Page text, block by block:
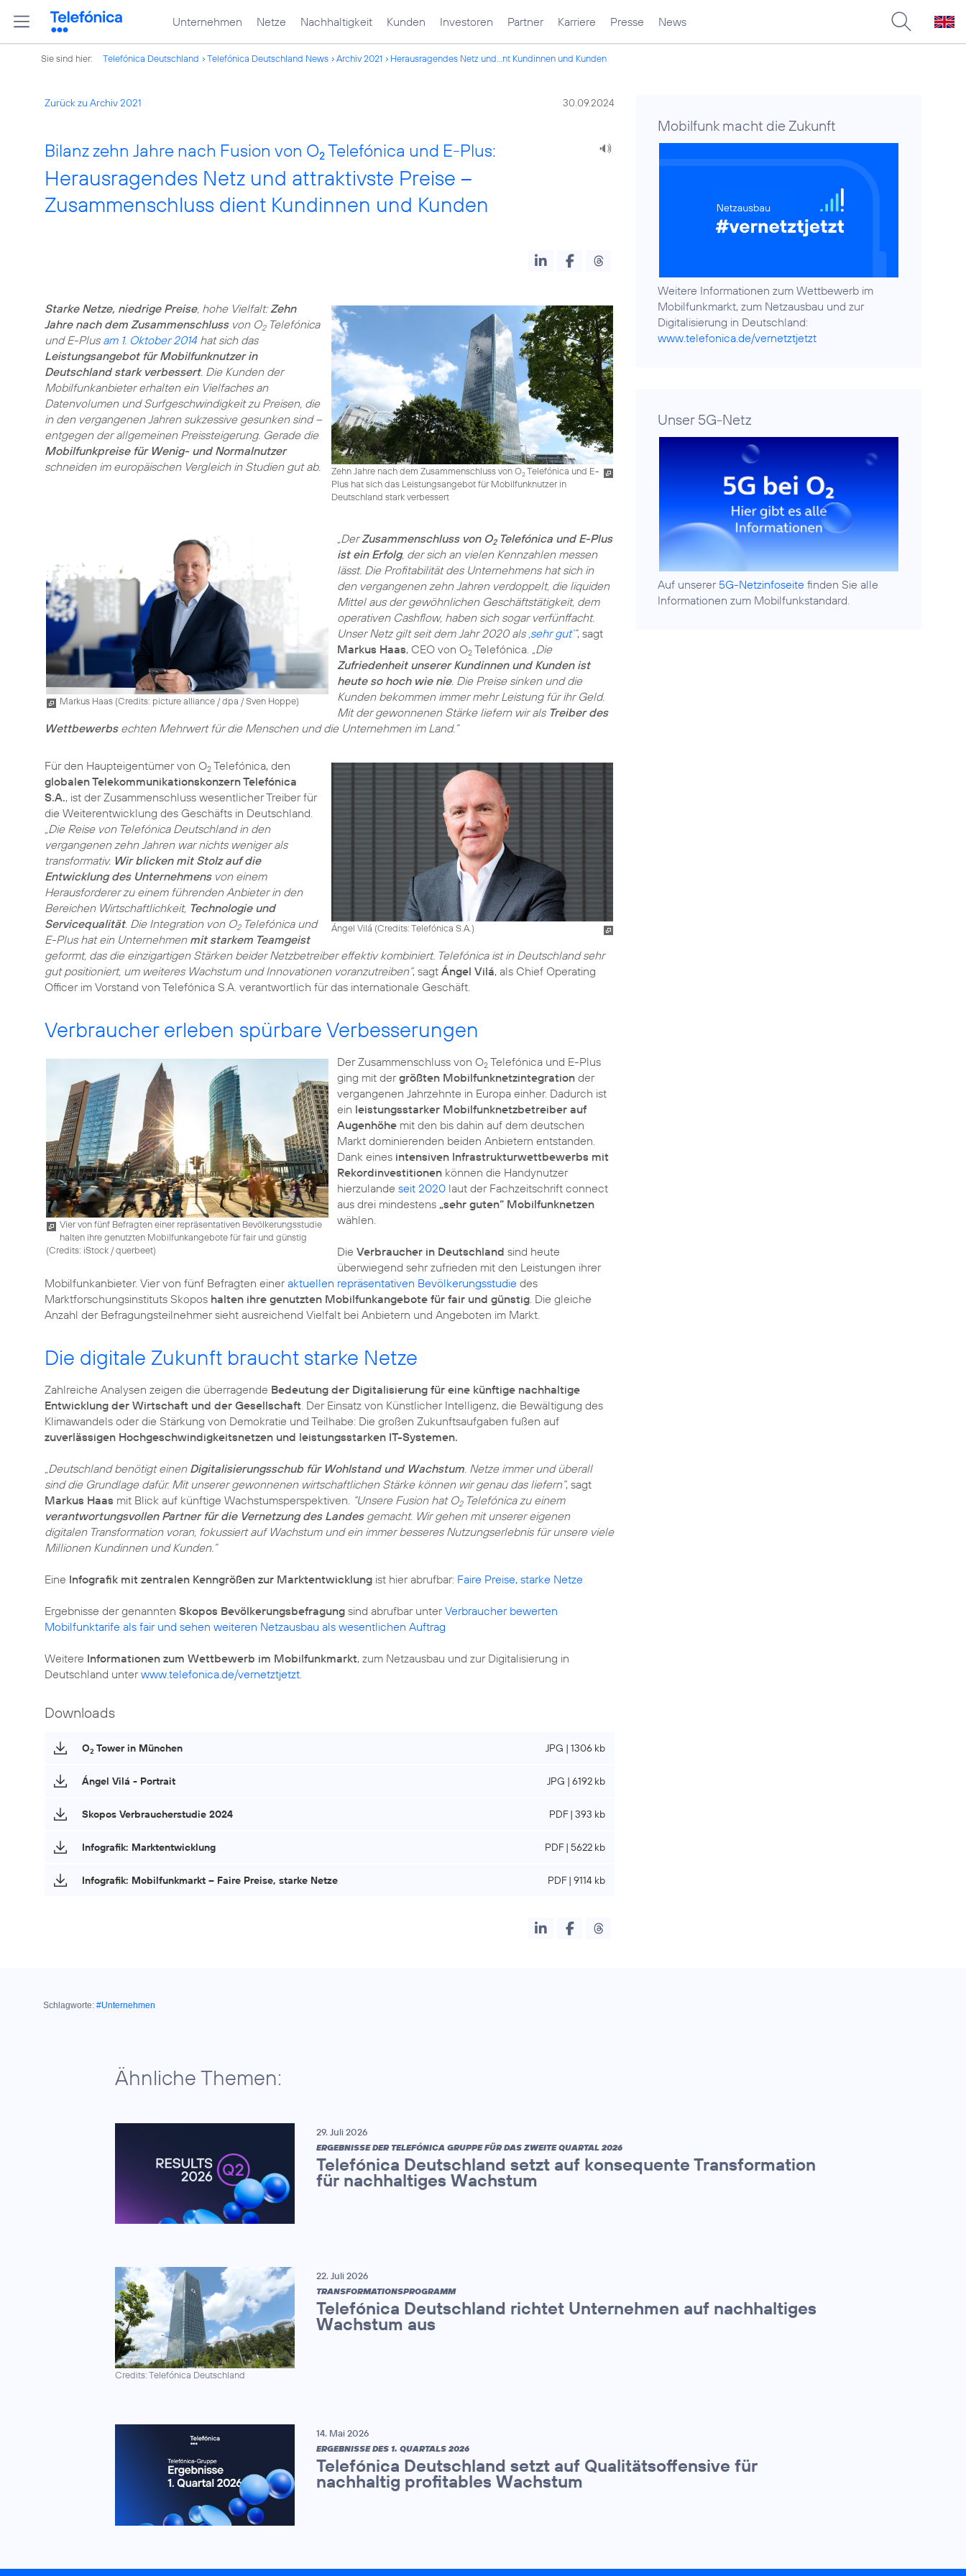
Unternehmen Netze Nachhaltigkeit Kunden Investoren Partner Karriere Presse News
Sie sind hier: Telefónica Deutschland Telefónica Deutschland News Archiv 2021 Herausragendes Netz und...nt Kundinnen und Kunden
Zurück zu Archiv 2021 30.09.2024
Bilanz zehn Jahre nach Fusion von O2 Telefónica und E-Plus:
Herausragendes Netz und attraktivste Preise –
Zusammenschluss dient Kundinnen und Kunden
Zehn Jahre nach dem Zusammenschluss von O2Telefónica und E-
Plus hat sich das Leistungsangebot für Mobilfunknutzer in
Deutschland stark verbessert
Starke Netze, niedrige Preise, hohe Vielfalt:Zehn
Jahre nach dem Zusammenschlussvon O2Telefónica
und E-Plus am 1. Oktober 2014hat sich das
Leistungsangebot für Mobilfunknutzer in
Deutschland stark verbessert. Die Kunden der
Mobilfunkanbieter erhalten ein Vielfaches an
Datenvolumen und Surfgeschwindigkeit zu Preisen, die
in den vergangenen Jahren sukzessive gesunken sind –
entgegen der allgemeinen Preissteigerung. Gerade die
Mobilfunkpreise für Wenig- und Normalnutzer
schneiden im europäischen Vergleich in Studien gut ab.
Markus Haas (Credits: picture alliance / dpa / Sven Hoppe)
„DerZusammenschluss von O2Telefónica und E-Plus
ist ein Erfolg, der sich an vielen Kennzahlen messen
lässt. Die Profitabilität des Unternehmens hat sich in
den vergangenen zehn Jahren verdoppelt, die liquiden
Mittel aus der gewöhnlichen Geschäftstätigkeit, dem
operativen Cashflow, haben sich sogar verfünffacht.
Unser Netz gilt seit dem Jahr 2020 als ‚sehr gut‘”, sagt
Markus Haas, CEO von O2Telefónica.
„Die
Zufriedenheit unserer Kundinnen und Kunden ist
heute so hoch wie nie. Die Preise sinken und die
Kunden bekommen immer mehr Leistung für ihr Geld.
Mit der gewonnenen Stärke liefern wir als Treiber des
Wettbewerbsechten Mehrwert für die Menschen und die Unternehmen im Land.”
Ángel Vilá (Credits: Telefónica S.A.)
Für den Haupteigentümer von O2 Telefónica, den
globalen Telekommunikationskonzern Telefónica
S.A., ist der Zusammenschluss wesentlicher Treiber für
die Weiterentwicklung des Geschäfts in Deutschland.
„Die Reise von Telefónica Deutschland in den
vergangenen zehn Jahren war nichts weniger als
transformativ. Wir blicken mit Stolz auf die
Entwicklung des Unternehmensvon einem
Herausforderer zu einem führenden Anbieter in den
Bereichen Wirtschaftlichkeit, Technologie und
Servicequalität. Die Integration von O2Telefónica und
E-Plus hat ein Unternehmen mit starkem Teamgeist
geformt, das die einzigartigen Stärken beider Netzbetreiber effektiv kombiniert. Telefónica ist in Deutschland sehr
gut positioniert, um weiteres Wachstum und Innovationen voranzutreiben“, sagt Ángel Vilá, als Chief Operating
Officer im Vorstand von Telefónica S.A. verantwortlich für das internationale Geschäft.
Verbraucher erleben spürbare Verbesserungen
Vier von fünf Befragten einer repräsentativen Bevölkerungsstudie
halten ihre genutzten Mobilfunkangebote für fair und günstig
(Credits: iStock / querbeet)
Der Zusammenschluss von O2Telefónica und E-Plus
ging mit dergrößten Mobilfunknetzintegrationder
vergangenen Jahrzehnte in Europa einher. Dadurch ist
ein leistungsstarker Mobilfunknetzbetreiber auf
Augenhöhemit den bis dahin auf dem deutschen
Markt dominierenden beiden Anbietern entstanden.
Dank eines intensiven Infrastrukturwettbewerbs mit
Rekordinvestitionenkönnen die Handynutzer
hierzulande seit 2020laut der Fachzeitschrift connect
aus drei mindestens „sehr guten“ Mobilfunknetzen
wählen.
Die Verbraucher in Deutschland sind heute
überwiegend sehr zufrieden mit den Leistungen ihrer
Mobilfunkanbieter. Vier von fünf Befragten eineraktuellen repräsentativen Bevölkerungsstudie des
Marktforschungsinstituts Skopos halten ihre genutzten Mobilfunkangebote für fair und günstig . Die gleiche
Die digitale Zukunft braucht starke Netze
Zahlreiche Analysen zeigen die überragende Bedeutung der Digitalisierung für eine künftige nachhaltige
Entwicklung der Wirtschaft und der Gesellschaft . Der Einsatz von Künstlicher Intelligenz, die Bewältigung des
Klimawandels oder die Stärkung von Demokratie und Teilhabe: Die großen Zukunftsaufgaben fußen auf
zuverlässigen Hochgeschwindigkeitsnetzen und leistungsstarken IT-Systemen.
„Deutschland benötigt einen Digitalisierungsschub für Wohlstand und Wachstum . Netze immer und überall
sind die Grundlage dafür. Mit unserer gewonnenen wirtschaftlichen Stärke können wir genau das liefern“, sagt
Markus Haas mit Blick auf künftige Wachstumsperspektiven. “Unsere Fusion hat O2Telefónica zu einem
verantwortungsvollen Partner für die Vernetzung des Landesgemacht. Wir gehen mit unserer eigenen
digitalen Transformation voran, fokussiert auf Wachstum und ein immer besseres Nutzungserlebnis für unsere viele
Millionen Kundinnen und Kunden.”
Eine Infografik mit zentralen Kenngrößen zur Marktentwicklung ist hier abrufbar: Faire Preise, starke Netze
Ergebnisse der genannten Skopos Bevölkerungsbefragung sind abrufbar unterVerbraucher bewerten
Mobilfunktarife als fair und sehen weiteren Netzausbau als wesentlichen Auftrag
Weitere Informationen zum Wettbewerb im Mobilfunkmarkt, zum Netzausbau und zur Digitalisierung in
Deutschland unterwww.telefonica.de/vernetztjetzt
Downloads
O2 Tower in München JPG | 1306 kb
Ángel Vilá - Portrait JPG | 6192 kb
Skopos Verbraucherstudie 2024 PDF | 393 kb
Infografik: Marktentwicklung PDF | 5622 kb
Infografik: Mobilfunkmarkt – Faire Preise, starke Netze PDF | 9114 kb
Mobilfunk macht die Zukunft
Weitere Informationen zum Wettbewerb im
Mobilfunkmarkt, zum Netzausbau und zur
Digitalisierung in Deutschland:
www.telefonica.de/vernetztjetzt
Unser 5G-Netz
Auf unserer 5G-Netzinfoseite finden Sie alle
Informationen zum Mobilfunkstandard.
Schlagworte: #Unternehmen
Ähnliche Themen:
29. Juli 2026
ERGEBNISSE DER TELEFÓNICA GRUPPE FÜR DAS ZWEITE QUARTAL 2026
Telefónica Deutschland setzt auf konsequente Transformation
für nachhaltiges Wachstum
Credits: Telefónica Deutschland
22. Juli 2026
TRANSFORMATIONSPROGRAMM
Telefónica Deutschland richtet Unternehmen auf nachhaltiges
Wachstum aus
14. Mai 2026
ERGEBNISSE DES 1. QUARTALS 2026
Telefónica Deutschland setzt auf Qualitätsoffensive für
nachhaltig profitables Wachstum